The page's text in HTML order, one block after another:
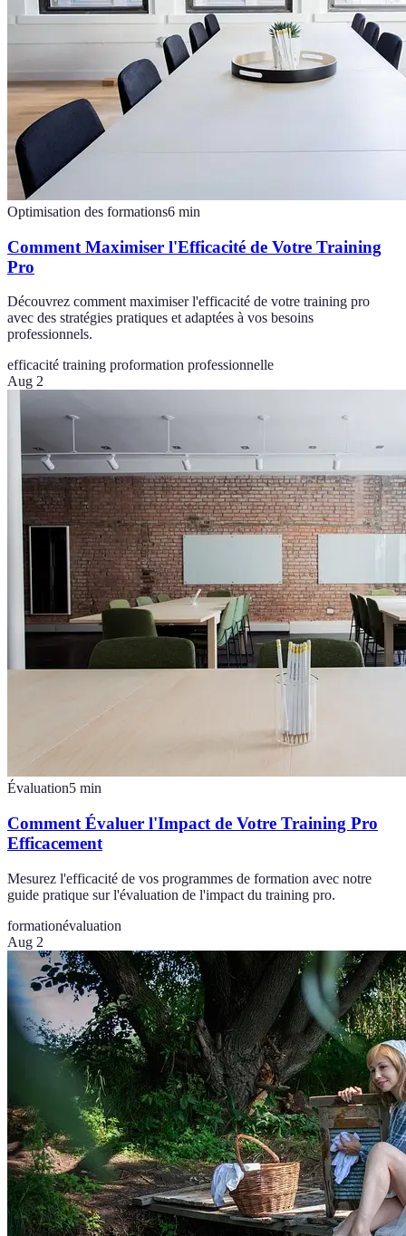
Optimisation des formations6 min
Comment Maximiser l'Efficacité de Votre Training
Pro
Découvrez comment maximiser l'efficacité de votre training pro
avec des stratégies pratiques et adaptées à vos besoins
professionnels.
efficacité training proformation professionnelle
Aug 2
Évaluation5 min
Comment Évaluer l'Impact de Votre Training Pro
Efficacement
Mesurez l'efficacité de vos programmes de formation avec notre
guide pratique sur l'évaluation de l'impact du training pro.
formationévaluation
Aug 2